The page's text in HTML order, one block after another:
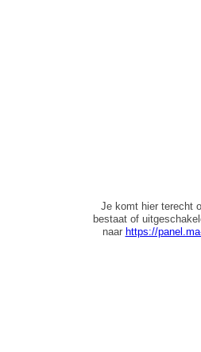
Je komt hier terecht
bestaat of
naar https://